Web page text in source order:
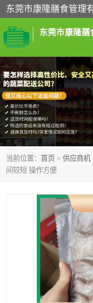
东莞市康隆膳
当前位置： 首页 > 供应商机
间较短 操作方便
食堂承包
粮油配送
海鲜配送
调料配送
水果配送